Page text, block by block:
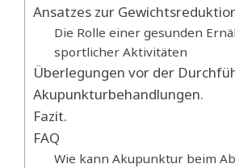
Ansatzes zur
Die Rolle einer gesunden
sportlicher Aktivitäten
Überlegungen vor der
Akupunkturbehandlungen.
Fazit.
FAQ
Wie kann Akupunktur beim